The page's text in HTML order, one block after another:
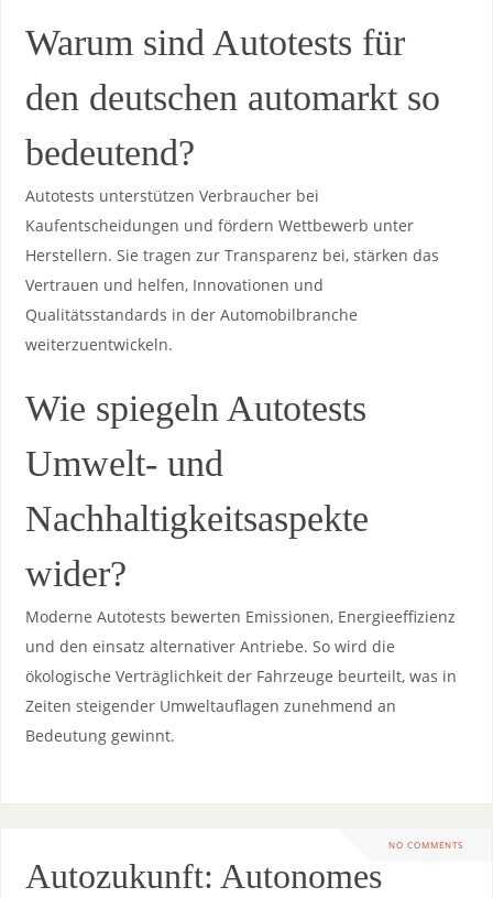
Warum sind Autotests für
den deutschen ​automarkt so
bedeutend?
Autotests unterstützen Verbraucher bei
Kaufentscheidungen und ‌fördern Wettbewerb unter
Herstellern. Sie⁤ tragen‍ zur Transparenz bei, stärken⁢ das
Vertrauen und helfen, Innovationen und⁢
Qualitätsstandards in der Automobilbranche
weiterzuentwickeln.
Wie⁢ spiegeln Autotests
Umwelt- und
Nachhaltigkeitsaspekte⁢
wider?
Moderne Autotests bewerten Emissionen, Energieeffizienz
und⁢ den einsatz alternativer Antriebe. So wird‌ die
⁣ökologische⁤ Verträglichkeit ⁣der Fahrzeuge beurteilt, was⁢ in
Zeiten steigender Umweltauflagen zunehmend an
Bedeutung gewinnt.
NO COMMENTS
Autozukunft: Autonomes